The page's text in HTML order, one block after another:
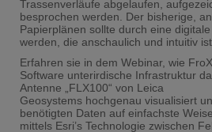
Trassenverläufe abgelaufen,
besprochen werden. Der bisherige,
Papierplänen sollte durch eine
werden, die anschaulich und intuitiv
Erfahren sie in dem Webinar, wie
Software unterirdische Infrastruktur
Antenne „FLX100“ von Leica
Geosystems hochgenau visualisiert
benötigten Daten auf einfachste Weise
mittels Esri’s Technologie zwischen